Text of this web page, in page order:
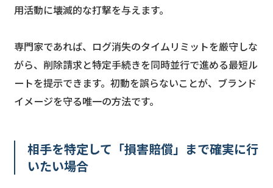
用活動に壊滅的な打撃を与えます。
専門家であれば、ログ消失のタイムリミットを厳守しな
がら、削除請求と特定手続きを同時並行で進める最短ル
ートを提示できます。初動を誤らないことが、ブランド
イメージを守る唯一の方法です。
相手を特定して「損害賠償」まで確実に行
いたい場合